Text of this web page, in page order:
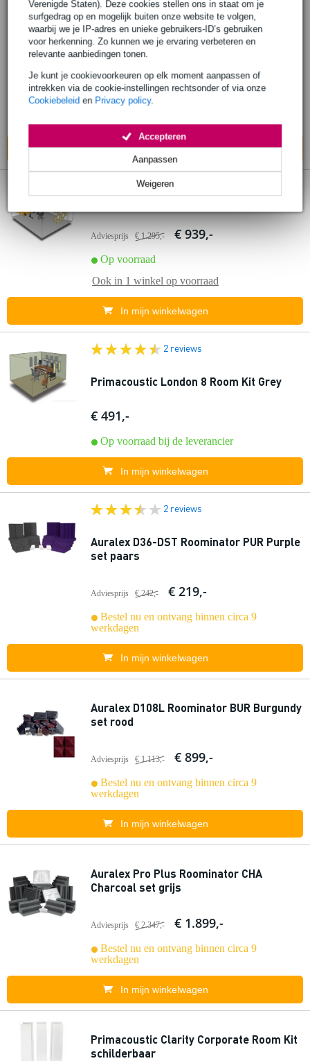
Verenigde Staten). Deze cookies stellen ons in staat om je
surfgedrag op en mogelijk buiten onze website te volgen,
waarbij we je IP-adres en unieke gebruikers-ID’s gebruiken
voor herkenning. Zo kunnen we je ervaring verbeteren en
relevante aanbiedingen tonen.
Je kunt je cookievoorkeuren op elk moment aanpassen of
intrekken via de cookie-instellingen rechtsonder of via onze
Cookiebeleid en Privacy policy.
Weigeren
Aanpassen
Accepteren
Primacoustic London 8 Room Kit Black
Adviesprijs € 600,- € 491,-
Op voorraad
In mijn winkelwagen
lair Primacoustic London 10 Room Kit Grey
Adviesprijs € 1.295,- € 939,-
Op voorraad
Ook in 1 winkel op voorraad
In mijn winkelwagen
2 reviews
Primacoustic London 8 Room Kit Grey
€ 491,-
Op voorraad bij de leverancier
In mijn winkelwagen
2 reviews
Auralex D36-DST Roominator PUR Purple
set paars
Adviesprijs € 242,- € 219,-
Bestel nu en ontvang binnen circa 9
werkdagen
In mijn winkelwagen
Auralex D108L Roominator BUR Burgundy
set rood
Adviesprijs € 1.113,- € 899,-
Bestel nu en ontvang binnen circa 9
werkdagen
In mijn winkelwagen
Auralex Pro Plus Roominator CHA
Charcoal set grijs
Adviesprijs € 2.347,- € 1.899,-
Bestel nu en ontvang binnen circa 9
werkdagen
In mijn winkelwagen
Primacoustic Clarity Corporate Room Kit
schilderbaar